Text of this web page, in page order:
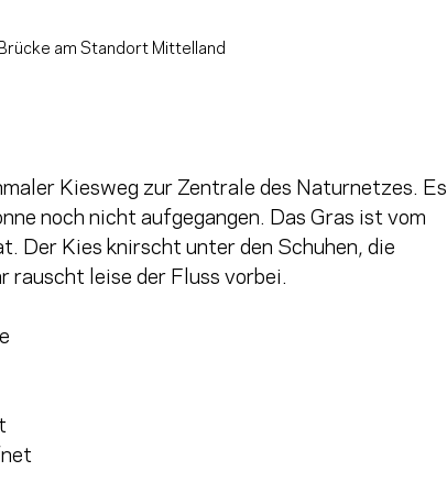
am Standort Mittelland
Kiesweg zur Zentrale des Naturnetzes. Es
noch nicht aufgegangen. Das Gras ist vom
Der Kies knirscht unter den Schuhen, die
rauscht leise der Fluss vorbei.